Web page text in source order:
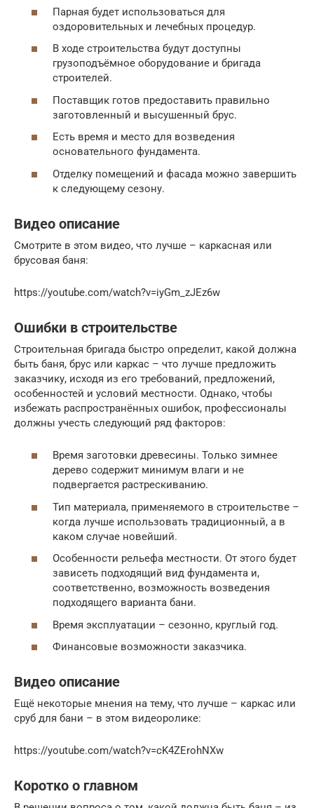
Парная будет использоваться для
оздоровительных и лечебных процедур.
В ходе строительства будут доступны
грузоподъёмное оборудование и бригада
строителей.
Поставщик готов предоставить правильно
заготовленный и высушенный брус.
Есть время и место для возведения
основательного фундамента.
Отделку помещений и фасада можно завершить
к следующему сезону.
Видео описание
Смотрите в этом видео, что лучше – каркасная или
брусовая баня:
https://youtube.com/watch?v=iyGm_zJEz6w
Ошибки в строительстве
Строительная бригада быстро определит, какой должна
быть баня, брус или каркас – что лучше предложить
заказчику, исходя из его требований, предложений,
особенностей и условий местности. Однако, чтобы
избежать распространённых ошибок, профессионалы
должны учесть следующий ряд факторов:
Время заготовки древесины. Только зимнее
дерево содержит минимум влаги и не
подвергается растрескиванию.
Тип материала, применяемого в строительстве –
когда лучше использовать традиционный, а в
каком случае новейший.
Особенности рельефа местности. От этого будет
зависеть подходящий вид фундамента и,
соответственно, возможность возведения
подходящего варианта бани.
Время эксплуатации – сезонно, круглый год.
Финансовые возможности заказчика.
Видео описание
Ещё некоторые мнения на тему, что лучше – каркас или
сруб для бани – в этом видеоролике:
https://youtube.com/watch?v=cK4ZErohNXw
Коротко о главном